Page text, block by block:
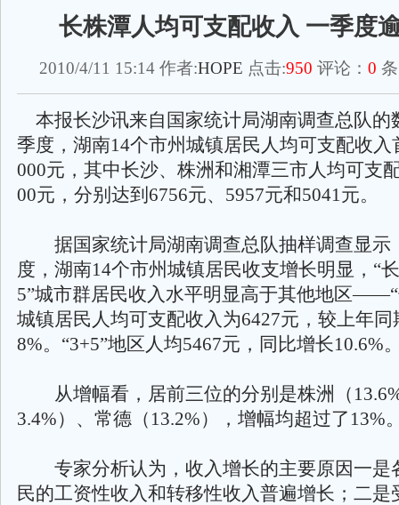
长株潭人均可支配收入 一季度
2010/4/11 15:14 作者:HOPE 点击:950 评论： 0
本报长沙讯来自国家统计局湖南调查总队的
季度，湖南14个市州城镇居民人均可支配收入
000元，其中长沙、株洲和湘潭三市人均可支
00元，分别达到6756元、5957元和5041元。
据国家统计局湖南调查总队抽样调查显示
度，湖南14个市州城镇居民收支增长明显，“
5”城市群居民收入水平明显高于其他地区
城镇居民人均可支配收入为6427元，较上年同
8%。“3+5”地区人均5467元，同比增长10.6%
从增幅看，居前三位的分别是株洲（
3.4%）、常德（13.2%），增幅均超过了13%
专家分析认为，收入增长的主要原因一是
民的工资性收入和转移性收入普遍增长；二是